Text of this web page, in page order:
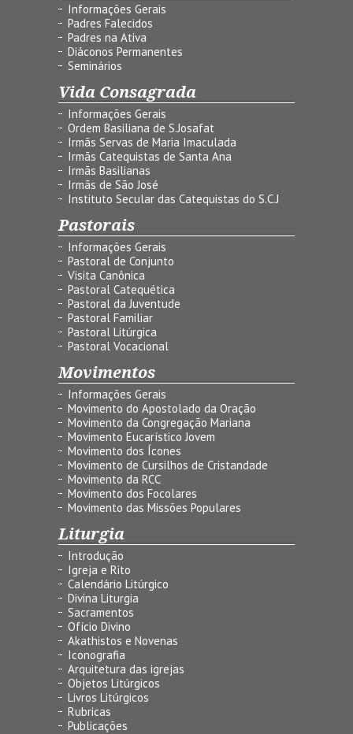
Informações Gerais
Padres Falecidos
Padres na Ativa
Diáconos Permanentes
Seminários
Vida Consagrada
Informações Gerais
Ordem Basiliana de S.Josafat
Irmãs Servas de Maria Imaculada
Irmãs Catequistas de Santa Ana
Irmãs Basilianas
Irmãs de São José
Instituto Secular das Catequistas do S.C.J
Pastorais
Informações Gerais
Pastoral de Conjunto
Visita Canônica
Pastoral Catequética
Pastoral da Juventude
Pastoral Familiar
Pastoral Litúrgica
Pastoral Vocacional
Movimentos
Informações Gerais
Movimento do Apostolado da Oração
Movimento da Congregação Mariana
Movimento Eucarístico Jovem
Movimento dos Ícones
Movimento de Cursilhos de Cristandade
Movimento da RCC
Movimento dos Focolares
Movimento das Missões Populares
Liturgia
Introdução
Igreja e Rito
Calendário Litúrgico
Divina Liturgia
Sacramentos
Ofício Divino
Akathistos e Novenas
Iconografia
Arquitetura das igrejas
Objetos Litúrgicos
Livros Litúrgicos
Rubricas
Publicações